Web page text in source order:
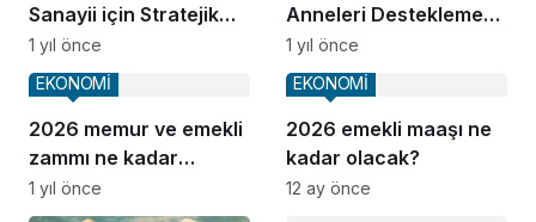
Sanayii için Stratejik
Sıvı ve Katı Yakıt Tesisi
Yatırımı Planı
1 yıl önce
Anneleri Destekleme
Programı
1 yıl önce
2026 memur ve emekli
zammı ne kadar
olacak?
EKONOMİ
1 yıl önce
2026 emekli maaşı ne
kadar olacak?
EKONOMİ
12 ay önce